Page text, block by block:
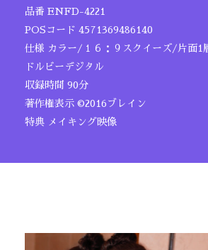
品番 ENFD-4221
POSコード 4571369486140
仕様 カラー/１６：９スクイーズ/片面1
ドルビーデジタル
収録時間 90分
著作権表示 ©2016ブレイン
特典 メイキング映像